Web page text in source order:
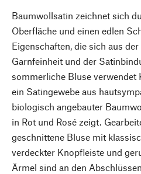
Baumwollsatin zeichnet sich
Oberfläche und einen edlen
Eigenschaften, die sich aus
Garnfeinheit und der
sommerliche Bluse verwendet
ein Satingewebe aus
biologisch angebauter
in Rot und Rosé zeigt.
geschnittene Bluse mit
verdeckter Knopfleiste und
Ärmel sind an den